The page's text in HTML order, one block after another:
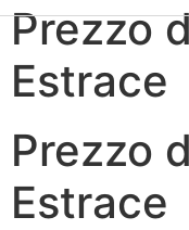
Prezzo
Estrace
Prezzo
Estrace